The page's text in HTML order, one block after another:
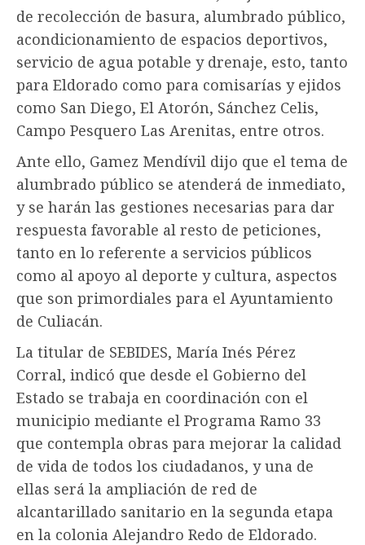
de recolección de basura, alumbrado público,
acondicionamiento de espacios deportivos,
servicio de agua potable y drenaje, esto, tanto
para Eldorado como para comisarías y ejidos
como San Diego, El Atorón, Sánchez Celis,
Campo Pesquero Las Arenitas, entre otros.
Ante ello, Gamez Mendívil dijo que el tema de
alumbrado público se atenderá de inmediato,
y se harán las gestiones necesarias para dar
respuesta favorable al resto de peticiones,
tanto en lo referente a servicios públicos
como al apoyo al deporte y cultura, aspectos
que son primordiales para el Ayuntamiento
de Culiacán.
La titular de SEBIDES, María Inés Pérez
Corral, indicó que desde el Gobierno del
Estado se trabaja en coordinación con el
municipio mediante el Programa Ramo 33
que contempla obras para mejorar la calidad
de vida de todos los ciudadanos, y una de
ellas será la ampliación de red de
alcantarillado sanitario en la segunda etapa
en la colonia Alejandro Redo de Eldorado.